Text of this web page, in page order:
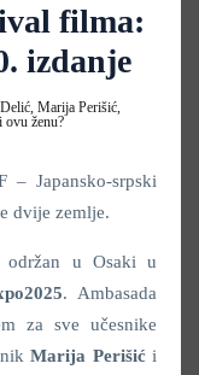
filma:
izdanje
Marija Perišić,
ovu ženu?
Japansko-srpski
dvije zemlje.
održan u Osaki u
. Ambasada
za sve učesnike
Marija Perišić i